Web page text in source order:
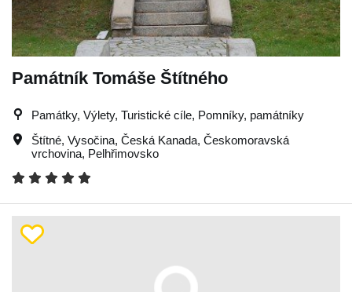
Památník Tomáše Štítného
Památky, Výlety, Turistické cíle, Pomníky, památníky
Štítné, Vysočina, Česká Kanada, Českomoravská
vrchovina, Pelhřimovsko